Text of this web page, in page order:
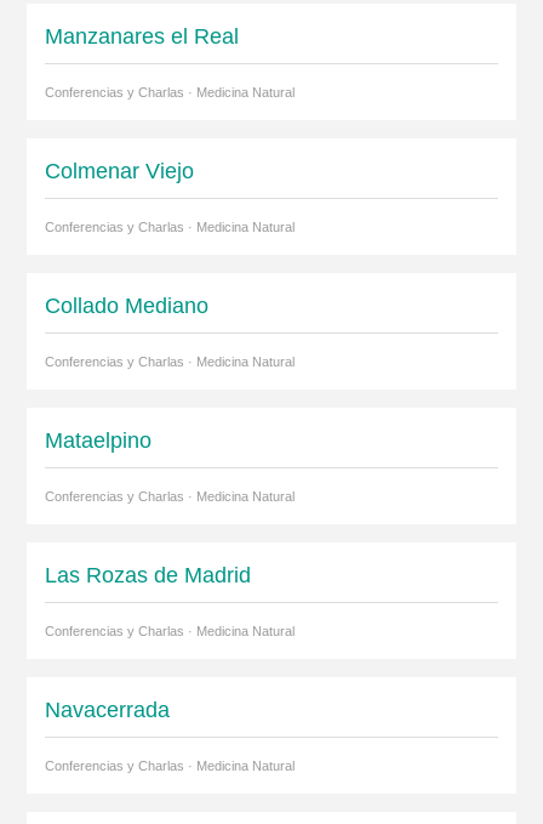
Manzanares el Real
Conferencias y Charlas · Medicina Natural
Colmenar Viejo
Conferencias y Charlas · Medicina Natural
Collado Mediano
Conferencias y Charlas · Medicina Natural
Mataelpino
Conferencias y Charlas · Medicina Natural
Las Rozas de Madrid
Conferencias y Charlas · Medicina Natural
Navacerrada
Conferencias y Charlas · Medicina Natural